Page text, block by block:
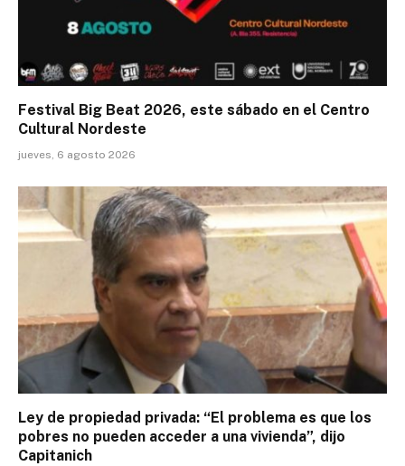
Festival Big Beat 2026, este sábado en el Centro
Cultural Nordeste
jueves, 6 agosto 2026
Ley de propiedad privada: “El problema es que los
pobres no pueden acceder a una vivienda”, dijo
Capitanich